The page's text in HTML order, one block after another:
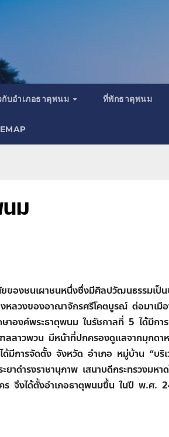
กับอำเภอธาตุพนม ที่พักธาตุพนม
ม
ของชนเผาชนหนึ่งซึ่งมีศิลปวัฒนธรรมเป็
หลวงของอาณาจักรศรีโคตบูรณ์ ต่อมาเมื
งค์พระธาตุพนม ในรัชกาลที่ 5 ได้มีการ
ลาวพวน มีหน้าที่ปกครองดูแลจากมุกดา
มีการจัดตั้ง จังหวัด อำเภอ หมู่บ้าน “บริ
ดำรงราชานุภาพ เสนาบดีกระทรวงมหา
ร จึงได้ตั้งอำเภอธาตุพนมขึ้น ในปี พ.ศ.